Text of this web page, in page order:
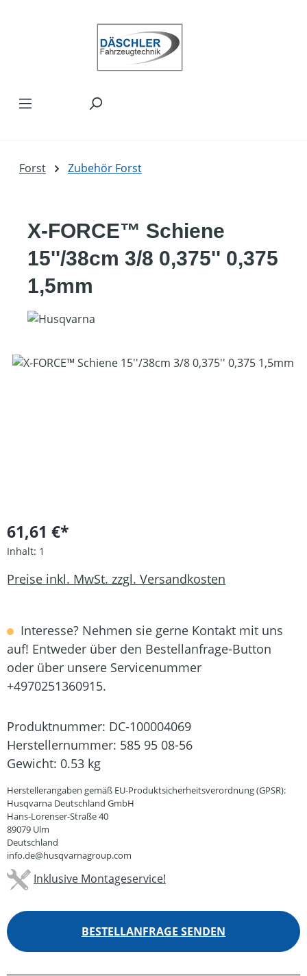
Forst Zubehör Forst
X-FORCE™ Schiene
15''/38cm 3/8 0,375'' 0,375
1,5mm
Bildergalerie überspringen
61,61 €*
Inhalt: 1
Preise inkl. MwSt. zzgl. Versandkosten
Interesse? Nehmen sie gerne Kontakt mit uns
auf! Entweder über den Bestellanfrage-Button
oder über unsere Servicenummer
+4970251360915.
Produktnummer: DC-100004069
Herstellernummer: 585 95 08-56
Gewicht: 0.53 kg
Herstellerangaben gemäß EU-Produktsicherheitsverordnung (GPSR):
Husqvarna Deutschland GmbH
Hans-Lorenser-Straße 40
89079 Ulm
Deutschland
info.de@husqvarnagroup.com
Inklusive Montageservice!
BESTELLANFRAGE SENDEN